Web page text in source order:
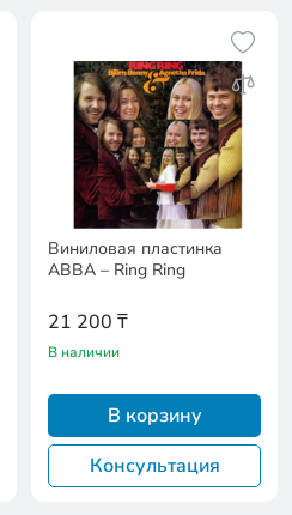
Виниловая пластинка
ABBA – Ring Ring
21 200 ₸
В наличии
В корзину
Консультация